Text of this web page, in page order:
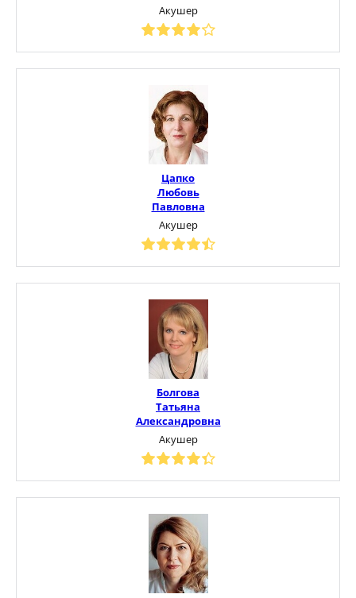
Акушер
Цапко
Любовь
Павловна
Акушер
Болгова
Татьяна
Александровна
Акушер